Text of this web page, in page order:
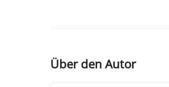
Über den Autor